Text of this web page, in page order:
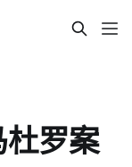
罗案